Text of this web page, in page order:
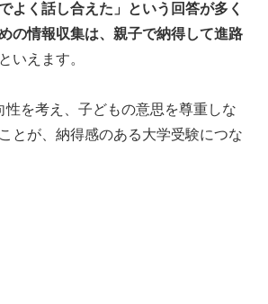
よく話し合えた」という回答が多く
の情報収集は、親子で納得して進路
いえます。
性を考え、子どもの意思を尊重しな
とが、納得感のある大学受験につな